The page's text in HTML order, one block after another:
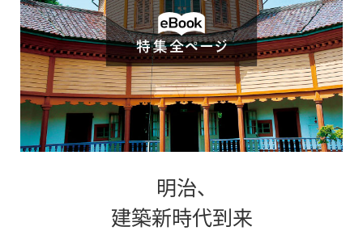
明治、
建築新時代到来別